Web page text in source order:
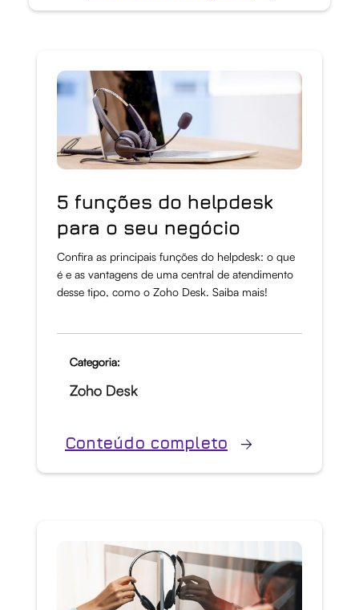
5 funções do helpdesk
para o seu negócio
Confira as principais funções do helpdesk: o que
é e as vantagens de uma central de atendimento
desse tipo, como o Zoho Desk. Saiba mais!
Categoria:
Zoho Desk
Conteúdo completo